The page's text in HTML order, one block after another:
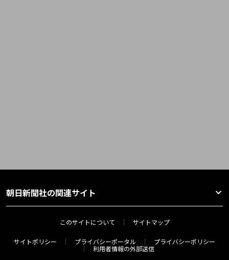
朝日新聞社の関連サイト
このサイトについて サイトマップ
サイトポリシー プライバシーポータル
プライバシーポリシー
利用者情報の外部送信